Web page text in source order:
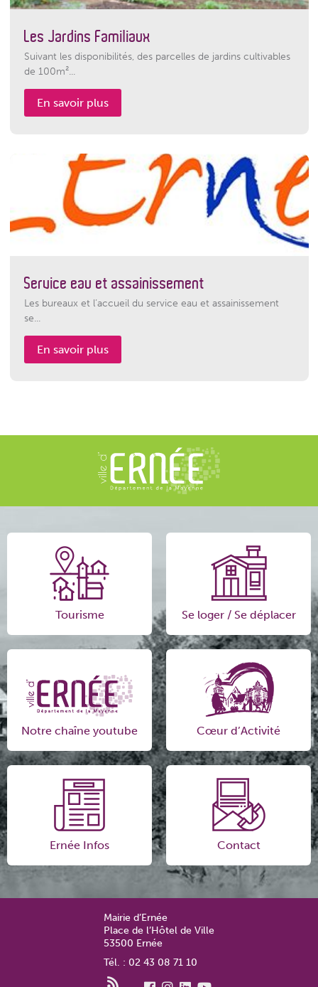
Les Jardins Familiaux
Suivant les disponibilités, des parcelles de jardins cultivables
de 100m²...
En savoir plus
Service eau et assainissement
Les bureaux et l’accueil du service eau et assainissement
se...
En savoir plus
Tourisme Se loger / Se déplacer
Notre chaîne youtube Cœur d’Activité
Ernée Infos Contact
Mairie d’Ernée
Place de l’Hôtel de Ville
53500 Ernée
Tél. : 02 43 08 71 10